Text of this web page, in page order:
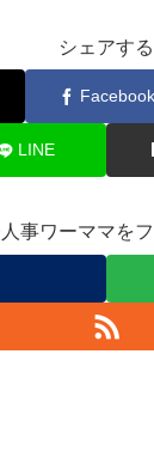
シェアする
Facebook
LINE
事ワーママを